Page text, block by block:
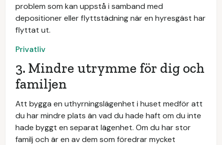
problem som kan uppstå i samband med
depositioner eller flyttstädning när en hyresgäst har
flyttat ut.
Privatliv
3. Mindre utrymme för dig och
familjen
Att bygga en uthyrningslägenhet i huset medför att
du har mindre plats än vad du hade haft om du inte
hade byggt en separat lägenhet. Om du har stor
familj och är en av dem som föredrar mycket